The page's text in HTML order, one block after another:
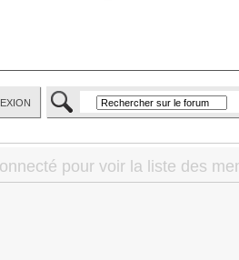
pour voir la liste des